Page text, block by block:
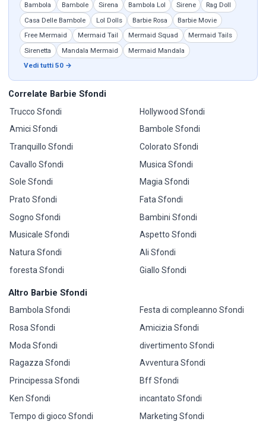
Bambola Bambole Sirena Bambola Lol Sirene
Rag Doll
Casa Delle Bambole
Lol Dolls Barbie Rosa
Barbie Movie
Free Mermaid
Mermaid Tail Mermaid Squad
Mermaid Tails
Sirenetta
Mandala Mermaid
Mermaid Mandala
Vedi tutti 50 →
Correlate Barbie Sfondi
Trucco Sfondi
Amici Sfondi
Tranquillo Sfondi
Cavallo Sfondi
Sole Sfondi
Prato Sfondi
Sogno Sfondi
Musicale Sfondi
Natura Sfondi
foresta Sfondi
Hollywood Sfondi
Bambole Sfondi
Colorato Sfondi
Musica Sfondi
Magia Sfondi
Fata Sfondi
Bambini Sfondi
Aspetto Sfondi
Ali Sfondi
Giallo Sfondi
Altro Barbie Sfondi
Bambola Sfondi
Rosa Sfondi
Moda Sfondi
Ragazza Sfondi
Principessa Sfondi
Ken Sfondi
Tempo di gioco Sfondi
Festa di compleanno Sfondi
Amicizia Sfondi
divertimento Sfondi
Avventura Sfondi
Bff Sfondi
incantato Sfondi
Marketing Sfondi